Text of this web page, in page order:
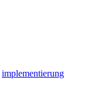
implementierung